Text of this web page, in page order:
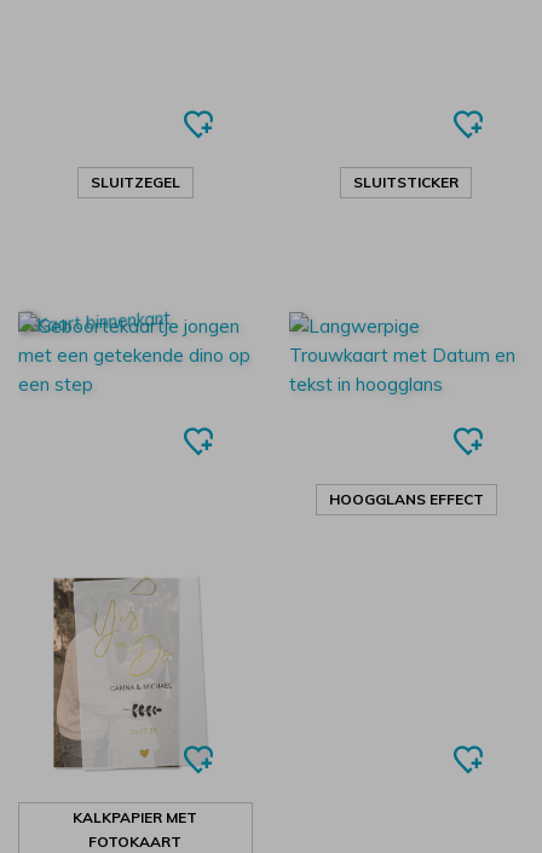
SLUITZEGEL SLUITSTICKER
HOOGGLANS EFFECT
KALKPAPIER MET
FOTOKAART